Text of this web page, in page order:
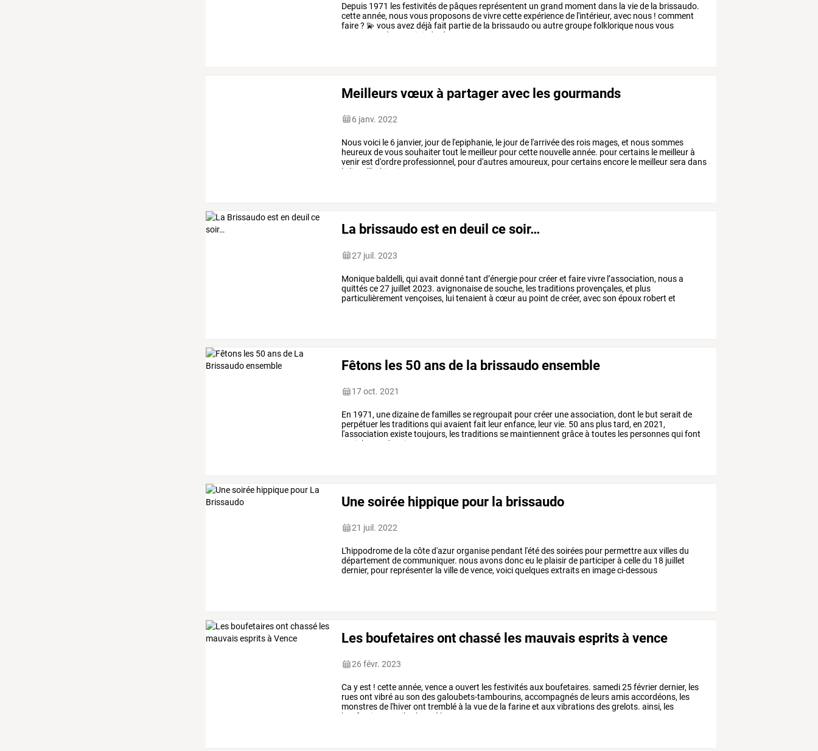
Depuis 1971 lesfestivitésde pâques représentent un grand moment dans la viede la brissaudo.
cetteannée, nousvous proposonsdevivrecetteexpériencede l'intérieur, avec nous ! comment
faire? 💫 vousavezdéjà fait partiede la brissaudoou autregroupefolklorique nousvous
de joindre à
Meilleurs vœux à partager avec les gourmands
6 janv. 2022
Nousvoici le 6 janvier, jourde l'epiphanie, le jourde l'arrivéedes rois mages, et noussommes
heureuxdevoussouhaitertout le meilleur pourcette nouvelleannée. pourcertains le meilleurà
venirest d'ordre professionnel, pourd'autresamoureux, pourcertainsencore le meilleursera dans
le
lieu d'habitation
La brissaudo est en deuil ce soir…
27 juil. 2023
Monique baldelli, quiavait donnétant d’énergie pourcréeret fairevivre l’association, nousa
quittésce27 juillet 2023. avignonaisedesouche, lestraditions provençales, et plus
particulièrement vençoises, luitenaient à cœurau point decréer, avecson époux robert et
Fêtons les 50 ans de la brissaudo ensemble
17 oct. 2021
En 1971, unedizainedefamillesse regroupait pourcréer uneassociation,dont le but serait de
perpétuer lestraditionsquiavaient fait leurenfance, leurvie. 50 ans plustard,en 2021,
l'association existetoujours, lestraditionsse maintiennent grâceà toutes les personnesquifont
richesse depuis
Une soirée hippique pour la brissaudo
21 juil. 2022
L'hippodrome de la côte d'azur organise pendant l'été des soirées pour permettre aux villes du
département de communiquer. nous avons donc eu le plaisir de participer à celle du 18 juillet
dernier, pour représenter la ville de vence, voici quelques extraits en image ci-dessous
Les boufetaires ont chassé les mauvais esprits à vence
26 févr. 2023
Ca yest ! cetteannée, vencea ouvert lesfestivitésaux boufetaires. samedi25févrierdernier, les
ruesont vibréau son desgaloubets-tambourins, accompagnésde leursamisaccordéons, les
monstresde l'hiveront trembléà la vuede la farineet auxvibrationsdesgrelots. ainsi, les
boufetaires
ont-ils chassé les